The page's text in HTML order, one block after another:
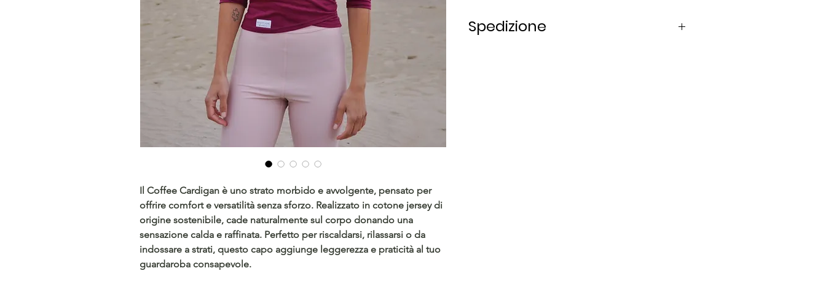
Il Coffee Cardigan è uno strato morbido e avvolgente, pensato per
offrire comfort e versatilità senza sforzo. Realizzato in cotone jersey di
origine sostenibile, cade naturalmente sul corpo donando una
sensazione calda e raffinata. Perfetto per riscaldarsi, rilassarsi o da
indossare a strati, questo capo aggiunge leggerezza e praticità al tuo
guardaroba consapevole.
Spedizione